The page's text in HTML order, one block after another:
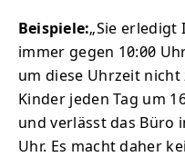
Beispiele:„Sie
immer gegen 10:00
um diese Uhrzeit nicht
Kinder jeden Tag um
und verlässt das Büro
Uhr. Es macht daher